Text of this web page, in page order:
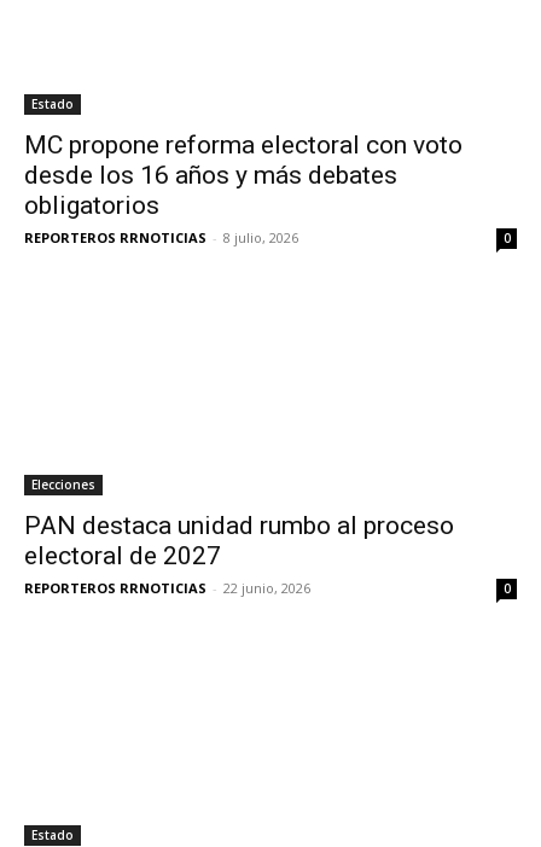
Estado
MC propone reforma electoral con voto
desde los 16 años y más debates
obligatorios
REPORTEROS RRNOTICIAS - 8 julio, 2026 0
Elecciones
PAN destaca unidad rumbo al proceso
electoral de 2027
REPORTEROS RRNOTICIAS - 22 junio, 2026 0
Estado